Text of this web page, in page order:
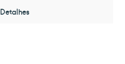
Detalhes